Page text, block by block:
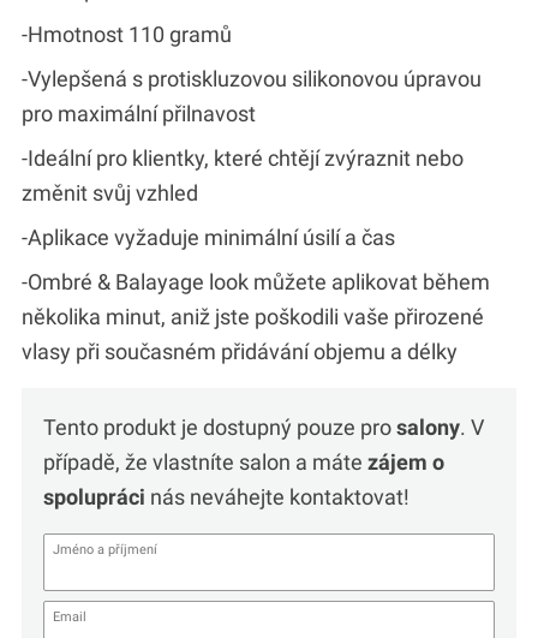
-Hmotnost 110 gramů
-Vylepšená s protiskluzovou silikonovou úpravou
pro maximální přilnavost
-Ideální pro klientky, které chtějí zvýraznit nebo
změnit svůj vzhled
-Aplikace vyžaduje minimální úsilí a čas
-Ombré & Balayage look můžete aplikovat během
několika minut, aniž jste poškodili vaše přirozené
vlasy při současném přidávání objemu a délky
Tento produkt je dostupný pouze prosalony. V
případě, že vlastníte salon a máte zájem o
spolupráci nás neváhejte kontaktovat!